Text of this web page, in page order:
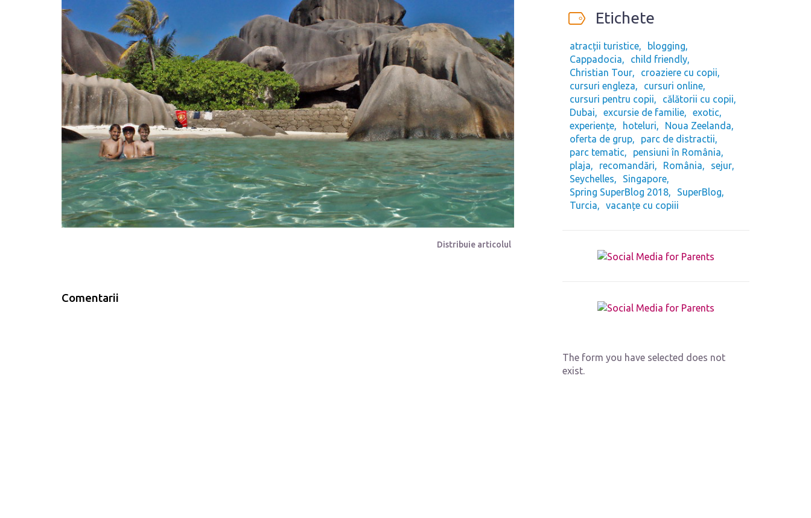
Distribuie articolul
Comentarii
Etichete
atracții turistice
blogging
Cappadocia
child friendly
Christian Tour
croaziere cu copii
cursuri engleza
cursuri online
cursuri pentru copii
călătorii cu copii
Dubai
excursie de familie
exotic
experiențe
hoteluri
Noua Zeelanda
oferta de grup
parc de distractii
parc tematic
pensiuni în România
plaja
recomandări România
sejur
Seychelles
Singapore
Spring SuperBlog 2018
SuperBlog
Turcia
vacanțe cu copiii
The form you have selected does not
exist.